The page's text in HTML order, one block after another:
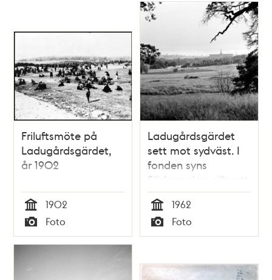
Friluftsmöte på
Ladugårdsgärdet,
år 1902
Tid
1902
Typ
Foto
Ladugårdsgärdet
sett mot sydväst. I
fonden syns
Södermalms silhuett
och Nordiska
Museet
Tid
1962
Typ
Foto